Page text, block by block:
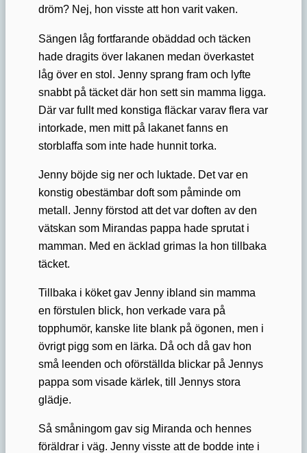
dröm? Nej, hon visste att hon varit vaken.
Sängen låg fortfarande obäddad och täcken
hade dragits över lakanen medan överkastet
låg över en stol. Jenny sprang fram och lyfte
snabbt på täcket där hon sett sin mamma ligga.
Där var fullt med konstiga fläckar varav flera var
intorkade, men mitt på lakanet fanns en
storblaffa som inte hade hunnit torka.
Jenny böjde sig ner och luktade. Det var en
konstig obestämbar doft som påminde om
metall. Jenny förstod att det var doften av den
vätskan som Mirandas pappa hade sprutat i
mamman. Med en äcklad grimas la hon tillbaka
täcket.
Tillbaka i köket gav Jenny ibland sin mamma
en förstulen blick, hon verkade vara på
topphumör, kanske lite blank på ögonen, men i
övrigt pigg som en lärka. Då och då gav hon
små leenden och oförställda blickar på Jennys
pappa som visade kärlek, till Jennys stora
glädje.
Så småningom gav sig Miranda och hennes
föräldrar i väg. Jenny visste att de bodde inte i